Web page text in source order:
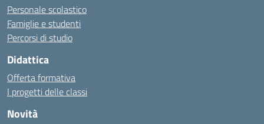
Personale scolastico
Famiglie e studenti
Percorsi di studio
Didattica
Offerta formativa
I progetti delle classi
Novità